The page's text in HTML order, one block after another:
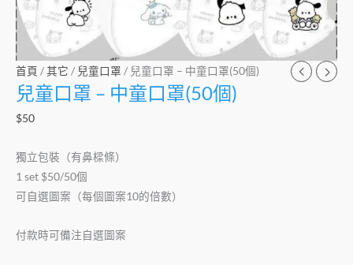
首頁 /其它 / 兒童口罩 / 兒童口罩 – 中童口罩(50個)
兒童口罩 – 中童口罩(50個)
$50
獨立包裝（有鼻樑條）
1 set $50/50個
可自選圖案（每個圖案10的倍數）
付款時可備注自選圖案
(50
個)
量